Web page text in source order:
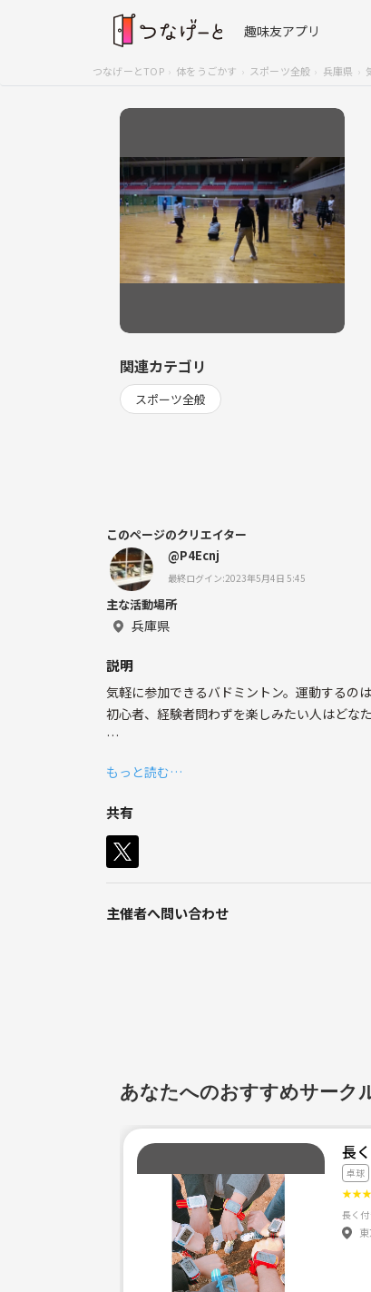
趣味友アプリ
つなげーとTOP 体をうごかす スポーツ全般 兵庫県
関連カテゴリ
スポーツ全般
このページのクリエイター
@P4Ecnj
最終ログイン:2023年5月4日 5:45
主な活動場所
兵庫県
説明
気軽に参加できるバドミントン。運動するの
初心者、経験者問わずを楽しみたい人はどな
他にもスポーツしたい方や、友達が欲しい方
そして、皆さんに楽しんで頂ける内容を企画
楽しむことをモットーにみんなでバドミント
よろしくお願いします！
・運動しやすい服装（スポーツウェアやジャ
・体育館（室内用）シューズ
・タオルや飲み物
などがあれば大丈夫です！
体育館のレンタル料などを含めて参加費は
貴重品を預けるコインロッカーなどもあるので
もっと読む…
共有
主催者へ問い合わせ
あなたへのおすすめサーク
長
卓球
★★★
長く